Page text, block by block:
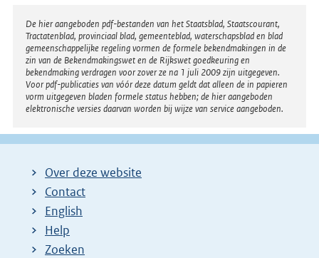
Disclaimer
De hier aangeboden pdf-bestanden van het Staatsblad, Staatscourant,
Tractatenblad, provinciaal blad, gemeenteblad, waterschapsblad en blad
gemeenschappelijke regeling vormen de formele bekendmakingen in de
zin van de Bekendmakingswet en de Rijkswet goedkeuring en
bekendmaking verdragen voor zover ze na 1 juli 2009 zijn uitgegeven.
Voor pdf-publicaties van vóór deze datum geldt dat alleen de in papieren
vorm uitgegeven bladen formele status hebben; de hier aangeboden
elektronische versies daarvan worden bij wijze van service aangeboden.
Over deze website
Contact
English
Help
Zoeken